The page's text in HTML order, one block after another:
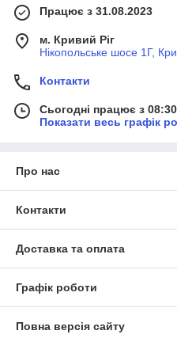
Працює з 31.08.2023
м. Кривий Ріг
Нікопольське шосе 1Г,
Контакти
Сьогодні працює з
Показати весь графік
Про нас
Контакти
Доставка та оплата
Графік роботи
Повна версія сайту